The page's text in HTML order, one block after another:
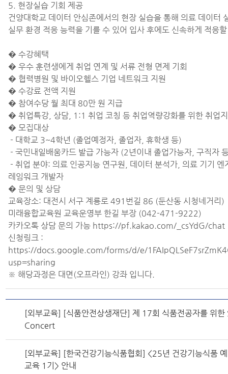
5. 현장실습 기회 제공
건양대학교 데이터 안심존에서의 현장 실습을 통해 의료 데이
실무 환경 적응 능력을 기를 수 있어 입사 후에도 신속하게 적응
� 수강혜택
� 우수 훈련생에게 취업 연계 및 서류 전형 면제 기회
� 협력병원 및 바이오헬스 기업 네트워크 지원
� 수강료 전액 지원
� 참여수당 월 최대 80만 원 지급
� 취업특강, 상담, 1:1 취업 코칭 등 취업역량강화를 위한 취업
� 모집대상
- 대학교 3~4학년 (졸업예정자, 졸업자, 휴학생 등)
- 국민내일배움카드 발급 가능자 (2년이내 졸업가능자, 구직자
- 취업 분야: 의료 인공지능 연구원, 데이터 분석가, 의료 기기
레임워크 개발자
� 문의 및 상담
교육장소: 대전시 서구 계룡로 491번길 86 (둔산동 시청네거리)
미래융합교육원 교육운영부 한길 부장 (042-471-9222)
카카오톡 상담 문의 가능 https://pf.kakao.com/_csYdG/chat
신청링크 :
https://docs.google.com/forms/d/e/
usp=sharing
※ 해당과정은 대면(오프라인) 강좌 입니다.
[외부교육] [식품안전상생재단] 제 17회 식품전공자를 위
Concert
[외부교육] [한국건강기능식품협회] <25년 건강기능식품
교육 1기> 안내